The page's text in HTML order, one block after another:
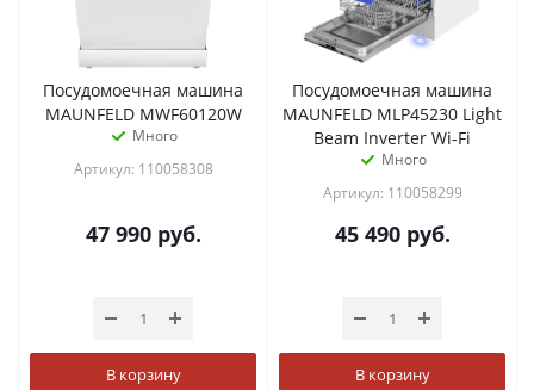
Посудомоечная машина
MAUNFELD MWF60120W
Много
Артикул: 110058308
47 990руб.
В корзину
Посудомоечная машина
MAUNFELD MLP45230 Light
Beam Inverter Wi-Fi
Много
Артикул: 110058299
45 490руб.
В корзину